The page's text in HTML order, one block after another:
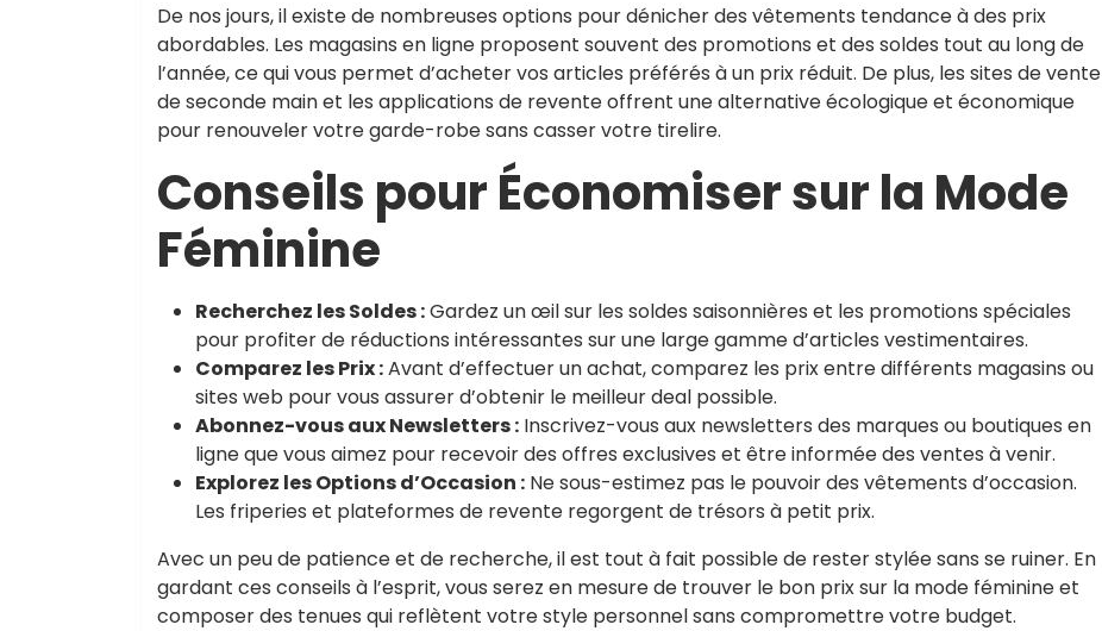
De nos jours, il existe de nombreuses options pour dénicher des vêtements tendance à des prix
abordables. Les magasins en ligne proposent souvent des promotions et des soldes tout au long de
l’année, ce qui vous permet d’acheter vos articles préférés à un prix réduit. De plus, les sites de vente
de seconde main et les applications de revente offrent une alternative écologique et économique
pour renouveler votre garde-robe sans casser votre tirelire.
Conseils pour Économiser sur la Mode
Féminine
Recherchez les Soldes :Gardez un œil sur les soldes saisonnières et les promotions spéciales
pour profiter de réductions intéressantes sur une large gamme d’articles vestimentaires.
Comparez les Prix :Avant d’effectuer un achat, comparez les prix entre différents magasins ou
sites web pour vous assurer d’obtenir le meilleur deal possible.
Abonnez-vous aux Newsletters : Inscrivez-vous aux newsletters des marques ou boutiques en
ligne que vous aimez pour recevoir des offres exclusives et être informée des ventes à venir.
Explorez les Options d’Occasion : Ne sous-estimez pas le pouvoir des vêtements d’occasion.
Les friperies et plateformes de revente regorgent de trésors à petit prix.
Avec un peu de patience et de recherche, il est tout à fait possible de rester stylée sans se ruiner. En
gardant ces conseils à l’esprit, vous serez en mesure de trouver le bon prix sur la mode féminine et
composer des tenues qui reflètent votre style personnel sans compromettre votre budget.